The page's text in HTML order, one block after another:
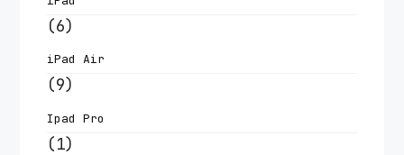
(6)
iPad Air
(9)
Ipad Pro
(1)